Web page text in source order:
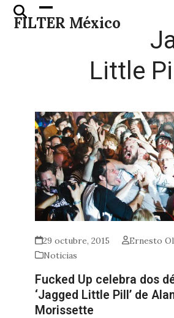
Skip
FILTER México
Open
mobile
Close
mobile
Little Pill
29 octubre, 2015
Ernesto
Noticias
Fucked Up celebra dos
‘Jagged Little Pill’ de
Morissette